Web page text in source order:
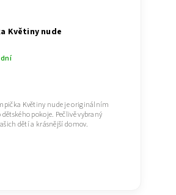
Květiny nude
Květiny nude je originálním
pokoje. Pečlivě vybraný
dětí a krásnější domov.